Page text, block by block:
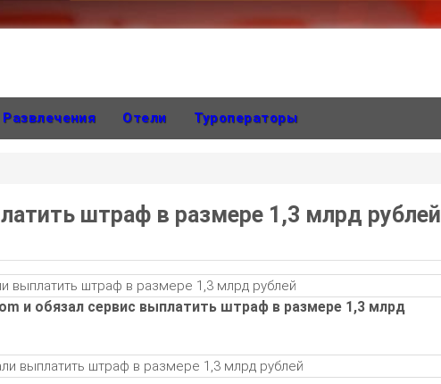
Развлечения Отели Туроператоры
штраф в размере 1,3 млрд рублей
и обязал сервис выплатить штраф в размере 1,3 млрд